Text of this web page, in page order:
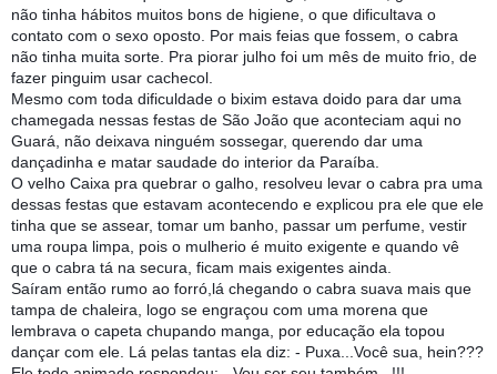
não tinha hábitos muitos bons de higiene, o que dificultava o
contato com o sexo oposto. Por mais feias que fossem, o cabra
não tinha muita sorte. Pra piorar julho foi um mês de muito frio, de
fazer pinguim usar cachecol.
Mesmo com toda dificuldade o bixim estava doido para dar uma
chamegada nessas festas de São João que aconteciam aqui no
Guará, não deixava ninguém sossegar, querendo dar uma
dançadinha e matar saudade do interior da Paraíba.
O velho Caixa pra quebrar o galho, resolveu levar o cabra pra uma
dessas festas que estavam acontecendo e explicou pra ele que ele
tinha que se assear, tomar um banho, passar um perfume, vestir
uma roupa limpa, pois o mulherio é muito exigente e quando vê
que o cabra tá na secura, ficam mais exigentes ainda.
Saíram então rumo ao forró,lá chegando o cabra suava mais que
tampa de chaleira, logo se engraçou com uma morena que
lembrava o capeta chupando manga, por educação ela topou
dançar com ele. Lá pelas tantas ela diz: - Puxa...Você sua, hein???